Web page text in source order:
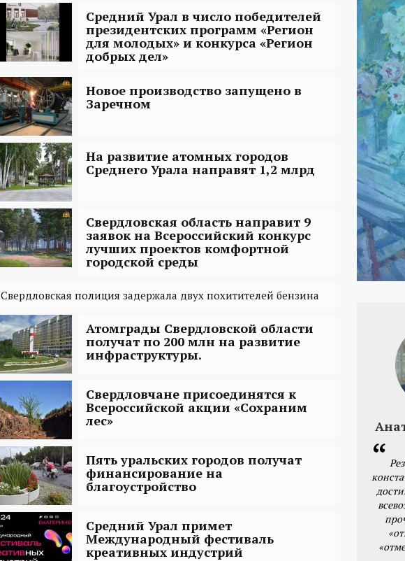
Средний Урал в число победителей
президентских программ «Регион
для молодых» и конкурса «Регион
добрых дел»
Новое производство запущено в
Заречном
На развитие атомных городов
Среднего Урала направят 1,2 млрд
Свердловская область направит 9
заявок на Всероссийский конкурс
лучших проектов комфортной
городской среды
Свердловская полиция задержала двух похитителей бензина
Атомграды Свердловской области
получат по 200 млн на развитие
инфраструктуры.
Свердловчане присоединятся к
Всероссийской акции «Сохраним
лес»
Пять уральских городов получат
финансирование на
благоустройство
Средний Урал примет
Международный фестиваль
креативных индустрий